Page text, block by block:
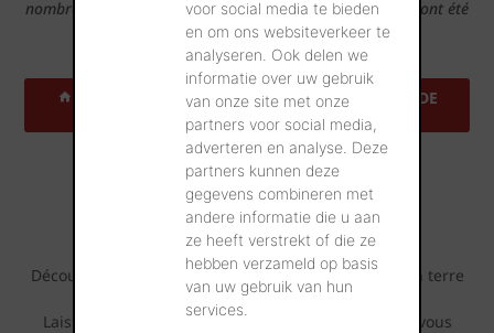
voor social media te bieden
en om ons websiteverkeer te
analyseren. Ook delen we
informatie over uw gebruik
van onze site met onze
partners voor social media,
adverteren en analyse. Deze
partners kunnen deze
gegevens combineren met
andere informatie die u aan
ze heeft verstrekt of die ze
hebben verzameld op basis
van uw gebruik van hun
services.
nombreuses maisons de référence dans votre région qui ont été
construites avec cette tuile.
TROUVEZ UNE ADRESSE DE RÉFÉRENCE PRÈS DE
CHEZ VOUS
Projets de référence
inspirants
Découvrez tout ce qui est possible avec cette tuile en terre
cuite.
Laissez-vous inspirer par les séries de photos que vous